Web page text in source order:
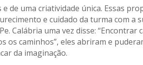
de uma criatividade única. Essas
e cuidado da turma com a
Calábria uma vez disse: “Encontrar
caminhos”, eles abriram e
da imaginação.